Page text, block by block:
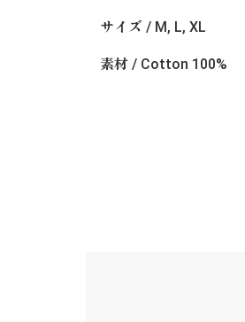
サイズ / M, L, XL
素材 / Cotton 100%